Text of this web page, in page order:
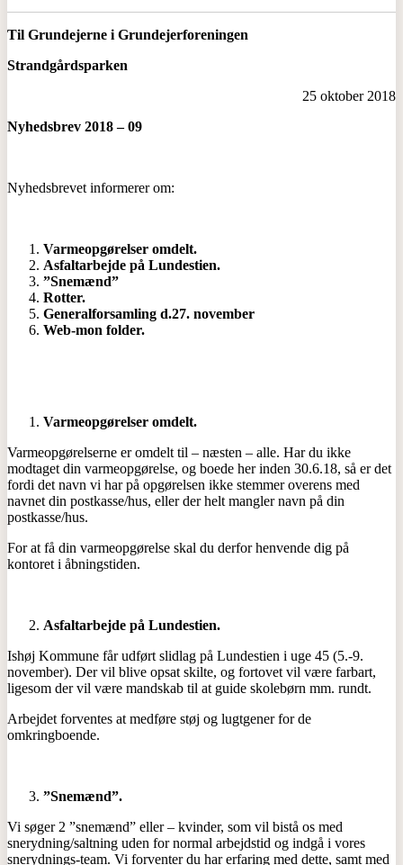
Til Grundejerne i Grundejerforeningen
Strandgårdsparken
25 oktober 2018
Nyhedsbrev 2018 – 09
Nyhedsbrevet informerer om:
Varmeopgørelser omdelt.
Asfaltarbejde på Lundestien.
”Snemænd”
Rotter.
Generalforsamling d.27. november
Web-mon folder.
Varmeopgørelser omdelt.
Varmeopgørelserne er omdelt til – næsten – alle. Har du ikke
modtaget din varmeopgørelse, og boede her inden 30.6.18, så er det
fordi det navn vi har på opgørelsen ikke stemmer overens med
navnet din postkasse/hus, eller der helt mangler navn på din
postkasse/hus.
For at få din varmeopgørelse skal du derfor henvende dig på
kontoret i åbningstiden.
Asfaltarbejde på Lundestien.
Ishøj Kommune får udført slidlag på Lundestien i uge 45 (5.-9.
november). Der vil blive opsat skilte, og fortovet vil være farbart,
ligesom der vil være mandskab til at guide skolebørn mm. rundt.
Arbejdet forventes at medføre støj og lugtgener for de
omkringboende.
”Snemænd”.
Vi søger 2 ”snemænd” eller – kvinder, som vil bistå os med
snerydning/saltning uden for normal arbejdstid og indgå i vores
snerydnings-team. Vi forventer du har erfaring med dette, samt med